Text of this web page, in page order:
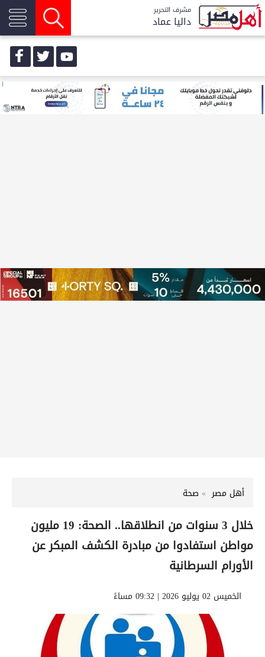
مشرف التحرير
داليا عماد
أهل مصر صحة
خلال 3 سنوات من انطلاقها.. الصحة: 19 مليون
مواطن استفادوا من مبادرة الكشف المبكر عن
الأورام السرطانية
الخميس 02 يوليو 2026 | 09:32 مساءً